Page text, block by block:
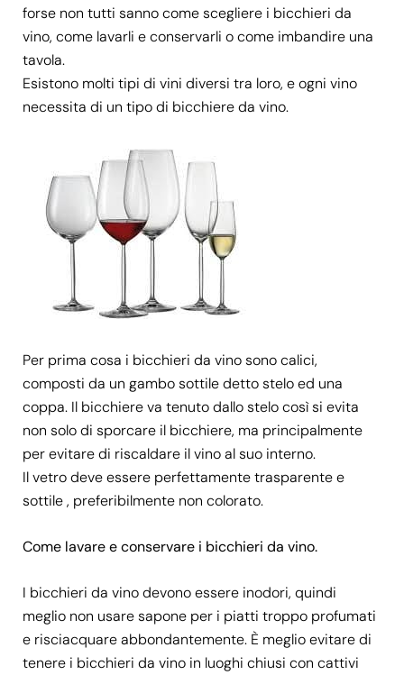
forse non tutti sanno come scegliere i bicchieri da
vino, come lavarli e conservarli o come imbandire una
tavola.
Esistono molti tipi di vini diversi tra loro, e ogni vino
necessita di un tipo di bicchiere da vino.
Per prima cosa i bicchieri da vino sono calici,
composti da un gambo sottile detto stelo ed una
coppa. Il bicchiere va tenuto dallo stelo così si evita
non solo di sporcare il bicchiere, ma principalmente
per evitare di riscaldare il vino al suo interno.
Il vetro deve essere perfettamente trasparente e
sottile , preferibilmente non colorato.
Come lavare e conservare i bicchieri da vino.
I bicchieri da vino devono essere inodori, quindi
meglio non usare sapone per i piatti troppo profumati
e risciacquare abbondantemente. È meglio evitare di
tenere i bicchieri da vino in luoghi chiusi con cattivi